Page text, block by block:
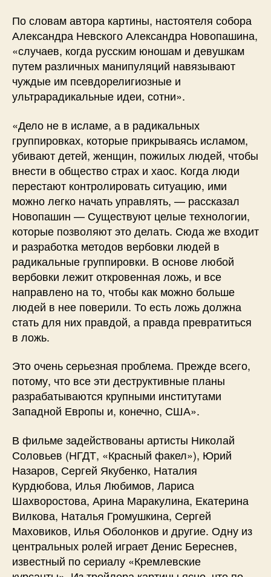
По словам автора картины, настоятеля собора
Александра Невского Александра Новопашина,
«случаев, когда русским юношам и девушкам
путем различных манипуляций навязывают
чуждые им псевдорелигиозные и
ультрарадикальные идеи, сотни».
«Дело не в исламе, а в радикальных
группировках, которые прикрываясь исламом,
убивают детей, женщин, пожилых людей, чтобы
внести в общество страх и хаос. Когда люди
перестают контролировать ситуацию, ими
можно легко начать управлять, — рассказал
Новопашин — Существуют целые технологии,
которые позволяют это делать. Сюда же входит
и разработка методов вербовки людей в
радикальные группировки. В основе любой
вербовки лежит откровенная ложь, и все
направлено на то, чтобы как можно больше
людей в нее поверили. То есть ложь должна
стать для них правдой, а правда превратиться
в ложь.
Это очень серьезная проблема. Прежде всего,
потому, что все эти деструктивные планы
разрабатываются крупными институтами
Западной Европы и, конечно, США».
В фильме задействованы артисты Николай
Соловьев (НГДТ, «Красный факел»), Юрий
Назаров, Сергей Якубенко, Наталия
Курдюбова, Илья Любимов, Лариса
Шахворостова, Арина Маракулина, Екатерина
Вилкова, Наталья Громушкина, Сергей
Маховиков, Илья Оболонков и другие. Одну из
центральных ролей играет Денис Береснев,
известный по сериалу «Кремлевские